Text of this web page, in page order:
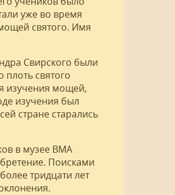
уже во время
святого. Имя
Свирского были
святого
изучения мощей,
изучения был
стране старались
в музее ВМА
Поисками
тридцати лет